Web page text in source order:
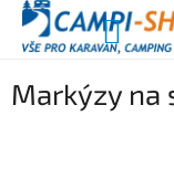
Přejít
obsah
NÁKUPNÍ
Markýzy na